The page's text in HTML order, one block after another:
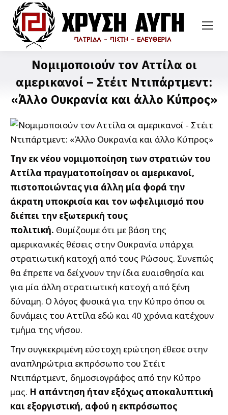
Νομιμοποιούν τον Αττίλα οι
αμερικανοί – Στέιτ Ντιπάρτμεντ:
«Άλλο Ουκρανία και άλλο Κύπρος»
Την εκ νέου νομιμοποίηση των στρατιών του
Αττίλα πραγματοποίησαν οι αμερικανοί,
πιστοποιώντας για άλλη μία φορά την
άκρατη υποκρισία και τον ωφελιμισμό που
διέπει την εξωτερική τους
πολιτική. Θυμίζουμε ότι με βάση της
αμερικανικές θέσεις στην Ουκρανία υπάρχει
στρατιωτική κατοχή από τους Ρώσους. Συνεπώς
θα έπρεπε να δείχνουν την ίδια ευαισθησία και
για μία άλλη στρατιωτική κατοχή από ξένη
δύναμη. Ο λόγος φυσικά για την Κύπρο όπου οι
δυνάμεις του Αττίλα εδώ και 40 χρόνια κατέχουν
τμήμα της νήσου.
Την συγκεκριμένη εύστοχη ερώτηση έθεσε στην
αναπληρώτρια εκπρόσωπο του Στέιτ
Ντιπάρτμεντ, δημοσιογράφος από την Κύπρο
μας. Η απάντηση ήταν εξόχως αποκαλυπτική
και εξοργιστική, αφού η εκπρόσωπος